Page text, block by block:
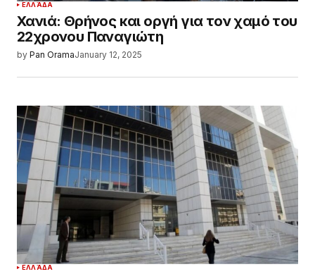
ΕΛΛΆΔΑ
Χανιά: Θρήνος και οργή για τον χαμό του
22χρονου Παναγιώτη
by Pan OramaJanuary 12, 2025
ΕΛΛΆΔΑ